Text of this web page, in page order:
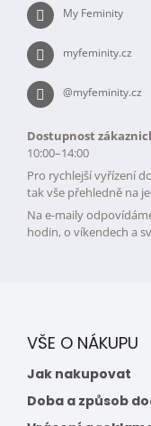
My Feminity
myfeminity.cz
@myfeminity.cz
Dostupnost
10:00–14:00
Pro rychlejší vyřízení
tak vše přehledně na
Na e-maily
hodin, o víkendech a
VŠE O NÁKUPU
Jak nakupovat
Doba a způsob